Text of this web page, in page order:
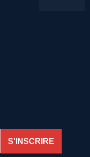
S'INSCRIRE